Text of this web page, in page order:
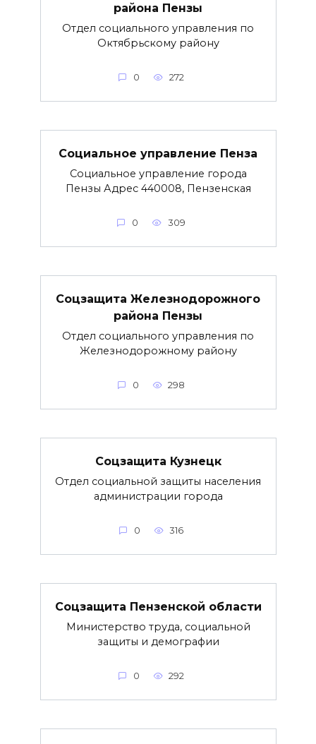
района Пензы
Отдел социального управления по
Октябрьскому району
0 272
Социальное управление Пенза
Социальное управление города
Пензы Адрес 440008, Пензенская
0 309
Соцзащита Железнодорожного
района Пензы
Отдел социального управления по
Железнодорожному району
0 298
Соцзащита Кузнецк
Отдел социальной защиты населения
администрации города
0 316
Соцзащита Пензенской области
Министерство труда, социальной
защиты и демографии
0 292